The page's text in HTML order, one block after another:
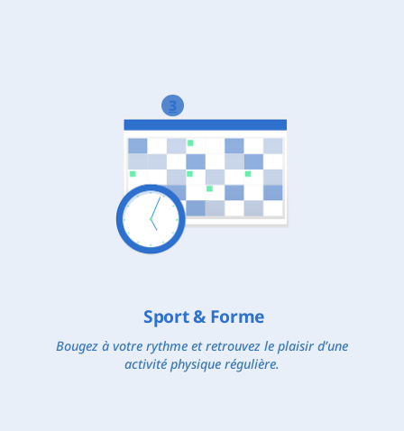
3
Sport & Forme
Bougez à votre rythme et retrouvez le plaisir d’une
activité physique régulière.